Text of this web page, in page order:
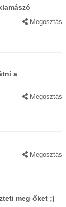
Megosztás
a
Megosztás
Megosztás
meg őket ;)